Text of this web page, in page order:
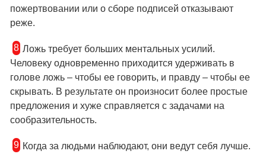
пожертвовании или о сборе подписей отказывают
реже.
8 Ложь требует больших ментальных усилий.
Человеку одновременно приходится удерживать в
голове ложь – чтобы ее говорить, и правду – чтобы ее
скрывать. В результате он произносит более простые
предложения и хуже справляется с задачами на
сообразительность.
9 Когда за людьми наблюдают, они ведут себя лучше.